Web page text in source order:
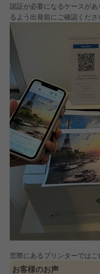
認証が必要になるケースが
るよう出発前にご確認くださ
窓際にあるプリンターでは
お客様のお声